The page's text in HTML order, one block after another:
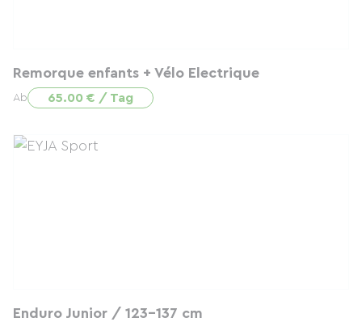
Remorque enfants + Vélo Electrique
Ab 65.00 € / Tag
Enduro Junior / 123-137 cm